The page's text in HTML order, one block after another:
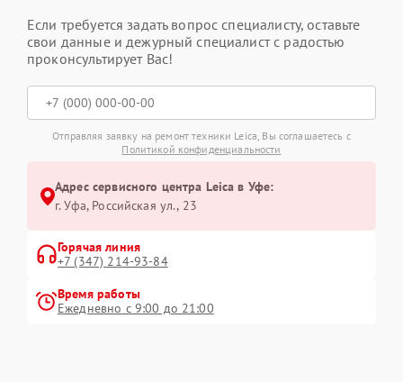
Если требуется задать вопрос специалисту, оставьте
свои данные и дежурный специалист с радостью
проконсультирует Вас!
Отправляя заявку на ремонт техники Leica, Вы соглашаетесь с
Политикой конфиденциальности
Адрес сервисного центра Leica в Уфе:
г. Уфа, Российская ул., 23
Горячая линия
+7 (347) 214-93-84
Время работы
Ежедневно с 9:00 до 21:00